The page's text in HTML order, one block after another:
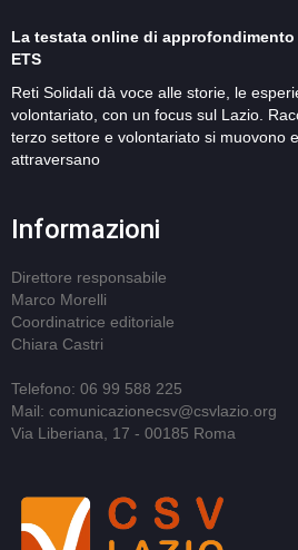
La testata online di
ETS
Reti Solidali dà voce alle storie, le
volontariato, con un focus sul Lazio.
terzo settore e volontariato si muovono
attraversano
Informazioni
Direttore responsabile
Marco Morelli
Coordinatrice editoriale
Chiara Castri
Telefono: 06 99 588 225
Mail: comunicazionecsv@csvlazio.org
Via Liberiana, 17 - 00185 Roma